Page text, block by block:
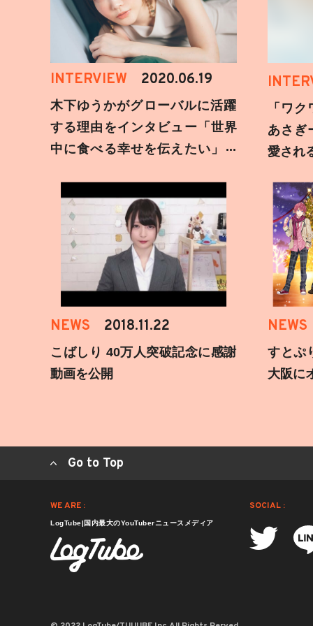
INTERVIEW 2020.06.19
木下ゆうかがグローバルに活躍
する理由をインタビュー「世界
中に食べる幸せを伝えたい」新
「ワ
あさぎ
愛され
NEWS 2018.11.22
こばしり 40万人突破記念に感謝
動画を公開
NEWS
すとぷ
大阪に
Go to Top
WE ARE :
LogTube|国内最大のYouTuberニュースメディア
SOCIAL :